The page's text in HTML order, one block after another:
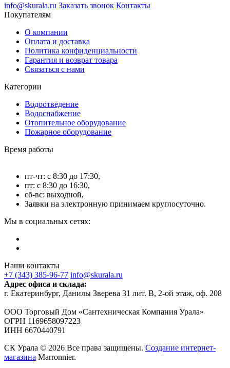
info@skurala.ru Заказать звонок Контакты
Покупателям
О компании
Оплата и доставка
Политика конфиденциальности
Гарантия и возврат товара
Связаться с нами
Категории
Водоотведение
Водоснабжение
Отопительное оборудование
Пожарное оборудование
Время работы
пт-чт: с 8:30 до 17:30,
пт: с 8:30 до 16:30,
сб-вс: выходной,
Заявки на электронную принимаем круглосуточно.
Мы в социальных сетях:
Наши контакты
+7 (343) 385-96-77 info@skurala.ru
Адрес офиса и склада:
г. Екатеринбург, Данилы Зверева 31 лит. В, 2-ой этаж, оф. 208
ООО Торговый Дом «Сантехническая Компания Урала»
ОГРН 1169658097223
ИНН 6670440791
СК Урала © 2026 Все права защищены. Создание интернет-
магазина Marronnier.